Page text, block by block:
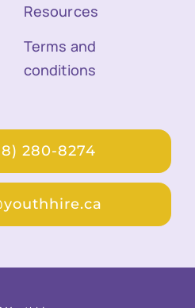
Resources
Terms and
conditions
280-8274